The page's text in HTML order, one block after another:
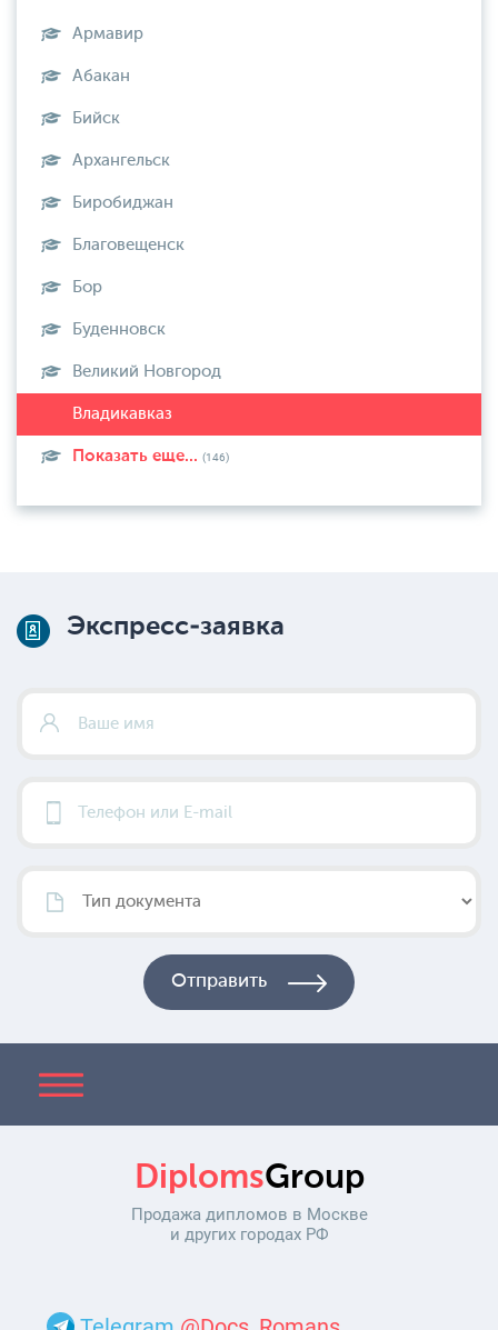
Армавир
Абакан
Бийск
Архангельск
Биробиджан
Благовещенск
Бор
Буденновск
Великий Новгород
Показать еще... (146)
Экспресс-заявка
DiplomsGroup
Продажа дипломов в Москве
и других городах РФ